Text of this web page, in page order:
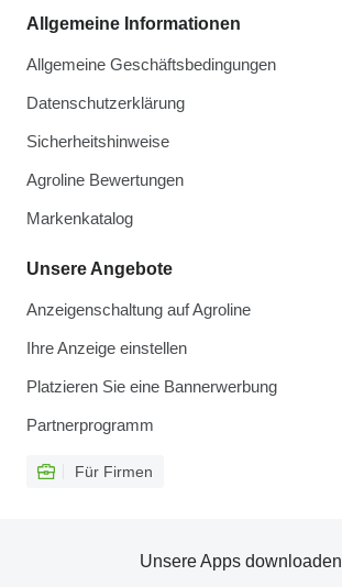
Allgemeine Informationen
Allgemeine Geschäftsbedingungen
Datenschutzerklärung
Sicherheitshinweise
Agroline Bewertungen
Markenkatalog
Unsere Angebote
Anzeigenschaltung auf Agroline
Ihre Anzeige einstellen
Platzieren Sie eine Bannerwerbung
Partnerprogramm
Für Firmen
Unsere Apps downloaden